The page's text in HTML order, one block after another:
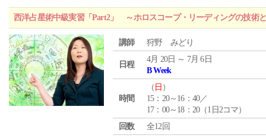
西洋占星術中級実習「Part2」 ～ホロスコープ・リーディングの技術
講師 狩野 みどり
日程
4月 20日 ～ 7月 6日
B Week
時間
（ 日 ）
15：20～16：40／
17：00～18：20（1日2コマ）
回数
全12回